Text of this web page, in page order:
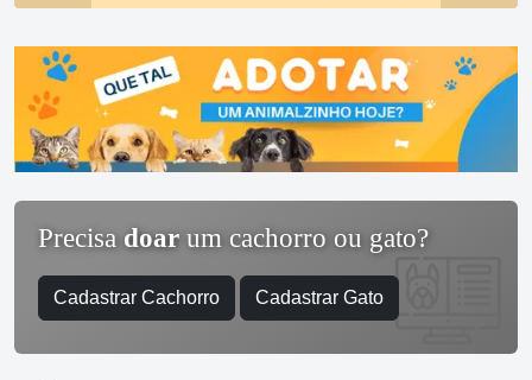
Precisa doar um cachorro ou gato?
Cadastrar Cachorro Cadastrar Gato